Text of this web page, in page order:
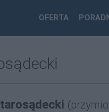
OFERTA